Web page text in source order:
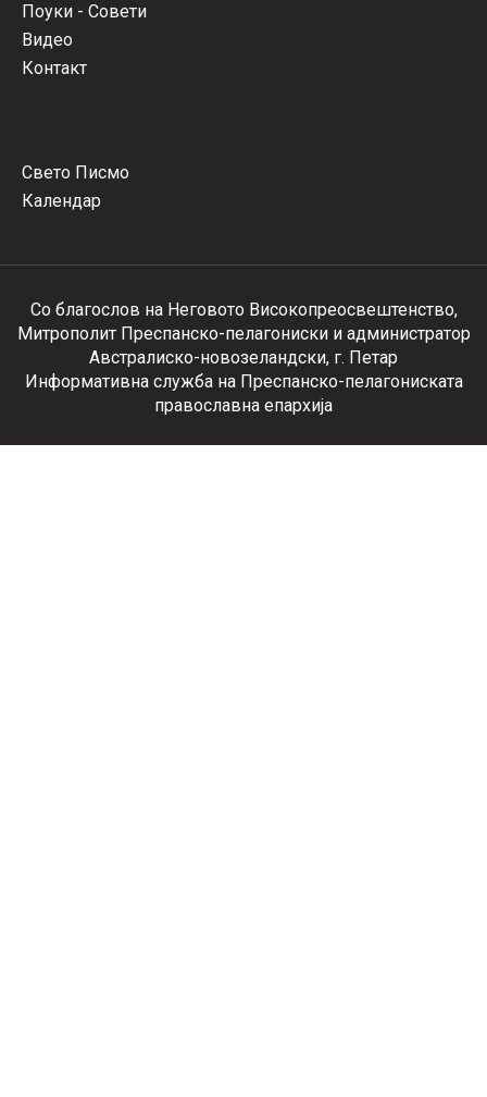
Поуки - Совети
Видео
Контакт
Свето Писмо
Календар
Со благослов на Неговото Високопреосвештенство,
Митрополит Преспанско-пелагониски и администратор
Австралиско-новозеландски, г. Петар
Информативна служба на Преспанско-пелагониската
православна епархија